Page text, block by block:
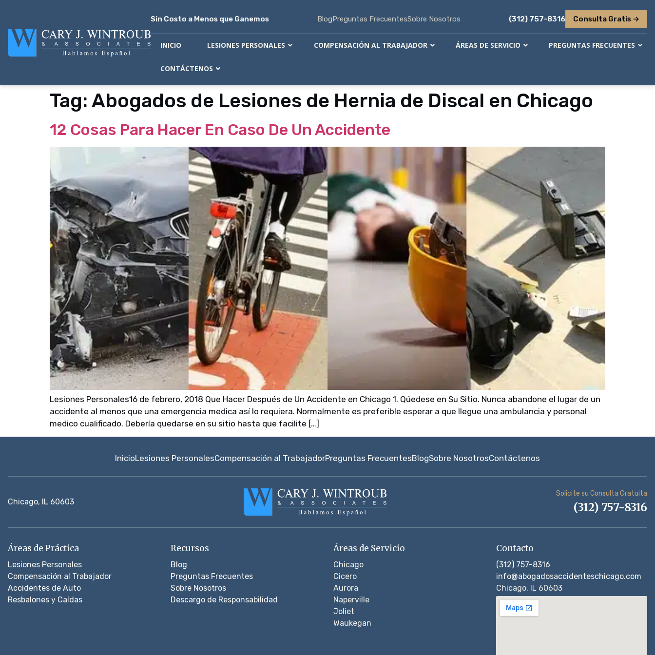
Sin Costo a Menos que Ganemos BlogPreguntas FrecuentesSobre Nosotros (312) 757-8316 Consulta Gratis →
INICIO LESIONES PERSONALES COMPENSACIÓN AL TRABAJADOR ÁREAS DE SERVICIO PREGUNTAS FRECUENTES
CONTÁCTENOS
Tag: Abogados de Lesiones de Hernia de Discal en Chicago
12 Cosas Para Hacer En Caso De Un Accidente
Lesiones Personales16 de febrero, 2018 Que Hacer Después de Un Accidente en Chicago 1. Qúedese en Su Sitio. Nunca abandone el lugar de un
accidente al menos que una emergencia medica así lo requiera. Normalmente es preferible esperar a que llegue una ambulancia y personal
medico cualificado. Debería quedarse en su sitio hasta que facilite […]
InicioLesiones PersonalesCompensación al TrabajadorPreguntas FrecuentesBlogSobre NosotrosContáctenos
Chicago, IL 60603
Solicite su Consulta Gratuita
(312) 757-8316
Áreas de Práctica
Lesiones Personales
Compensación al Trabajador
Accidentes de Auto
Resbalones y Caídas
Recursos
Blog
Preguntas Frecuentes
Sobre Nosotros
Descargo de Responsabilidad
Áreas de Servicio
Chicago
Cicero
Aurora
Naperville
Joliet
Waukegan
Contacto
(312) 757-8316
info@abogadosaccidenteschicago.com
Chicago, IL 60603